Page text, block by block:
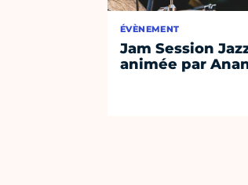
ÉVÈNEMENT
Jam Session
animée par